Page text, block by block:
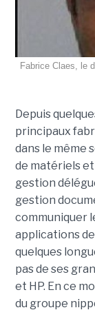
Fabrice Claes, le
Depuis
principaux
dans le même
de matériels
gestion
gestion
communiquer
applications
quelques
pas de ses
et HP. En ce
du groupe